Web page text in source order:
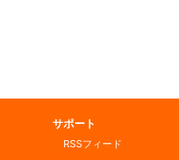
サポート
RSSフィード